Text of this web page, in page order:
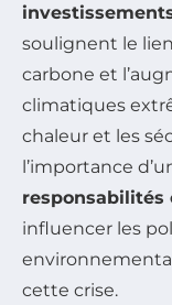
soulignent le
carbone et
climatiques
chaleur et les
l’importance
responsabilités
influencer les
cette crise.